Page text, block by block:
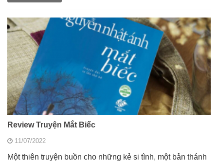
Review Truyện Mắt Biếc
11/07/2022
Một thiên truyện buồn cho những kẻ si tình, một bản thánh